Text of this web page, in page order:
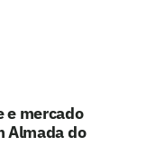
e mercado
Almada do